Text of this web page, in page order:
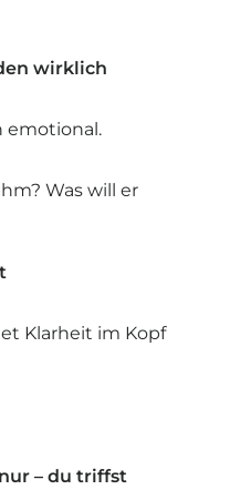
wirklich
emotional.
Was will er
Klarheit im Kopf
– du triffst